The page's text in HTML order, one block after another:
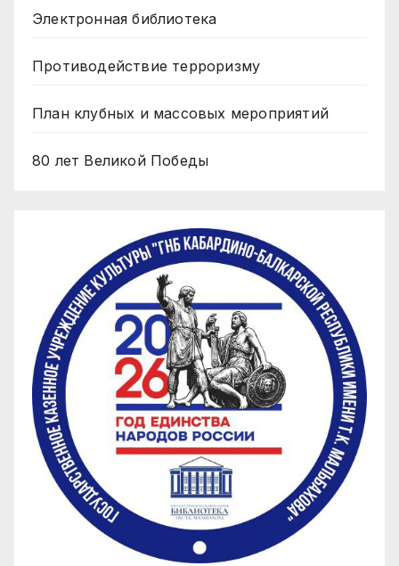
Электронная библиотека
Противодействие терроризму
План клубных и массовых мероприятий
80 лет Великой Победы